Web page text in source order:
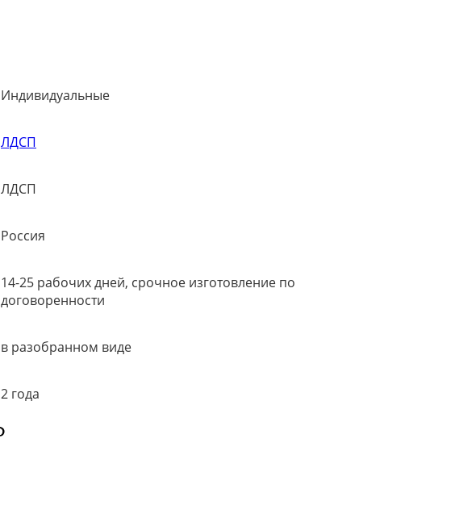
Индивидуальные
ЛДСП
ЛДСП
Россия
14-25 рабочих дней, срочное изготовление по
договоренности
в разобранном виде
2 года